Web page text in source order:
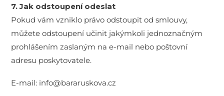
7. Jak odstoupení odeslat
Pokud vám vzniklo právo odstoupit od smlouvy,
můžete odstoupení učinit jakýmkoli jednoznačným
prohlášením zaslaným na e-mail nebo poštovní
adresu poskytovatele.
E-mail: info@bararuskova.cz